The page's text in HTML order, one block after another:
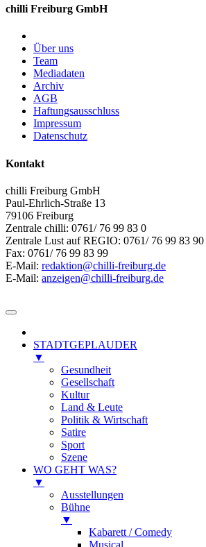
chilli Freiburg GmbH
Über uns
Team
Mediadaten
Archiv
AGB
Haftungsausschluss
Impressum
Datenschutz
Kontakt
chilli Freiburg GmbH
Paul-Ehrlich-Straße 13
79106 Freiburg
Zentrale chilli: 0761/ 76 99 83 0
Zentrale Lust auf REGIO: 0761/ 76 99 83 90
Fax: 0761/ 76 99 83 99
E-Mail: redaktion@chilli-freiburg.de
E-Mail: anzeigen@chilli-freiburg.de
STADTGEPLAUDER
▼
Gesundheit
Gesellschaft
Kultur
Land & Leute
Politik & Wirtschaft
Satire
Sport
Szene
WO GEHT WAS?
▼
Ausstellungen
Bühne
▼
Kabarett / Comedy
Musical